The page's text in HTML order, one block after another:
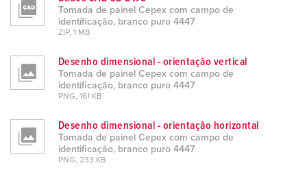
h
l
Tomada de painel Cepex com campo de
identificação, branco puro 4447
ZIP, 1 MB
Desenho dimensional - orientação vertical
Tomada de painel Cepex com campo de
identificação, branco puro 4447
PNG, 161 KB
Desenho dimensional - orientação horizontal
Tomada de painel Cepex com campo de
identificação, branco puro 4447
PNG, 233 KB